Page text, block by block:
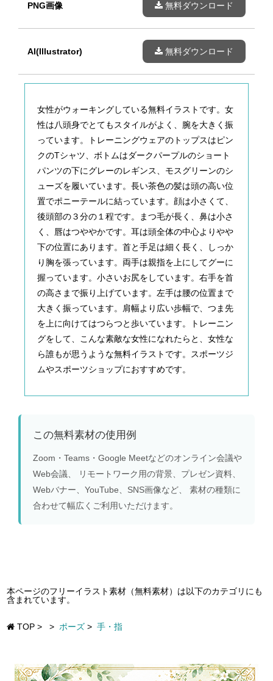
PNG画像 無料ダウンロード
AI(Illustrator) 無料ダウンロード
女性がウォーキングしている無料イラストです。女
性は八頭身でとてもスタイルがよく、腕を大きく振
っています。トレーニングウェアのトップスはピン
クのTシャツ、ボトムはダークパープルのショート
パンツの下にグレーのレギンス、モスグリーンのシ
ューズを履いています。長い茶色の髪は頭の高い位
置でポニーテールに結っています。顔は小さくて、
後頭部の３分の１程です。まつ毛が長く、鼻は小さ
く、唇はつややかです。耳は頭全体の中心よりやや
下の位置にあります。首と手足は細く長く、しっか
り胸を張っています。両手は親指を上にしてグーに
握っています。小さいお尻をしています。右手を首
の高さまで振り上げています。左手は腰の位置まで
大きく振っています。肩幅より広い歩幅で、つま先
を上に向けてはつらつと歩いています。トレーニン
グをして、こんな素敵な女性になれたらと、女性な
ら誰もが思うような無料イラストです。スポーツジ
ムやスポーツショップにおすすめです。
この無料素材の使用例
Zoom・Teams・Google Meetなどのオンライン会議や
Web会議、 リモートワーク用の背景、プレゼン資料、
Webバナー、YouTube、SNS画像など、 素材の種類に
合わせて幅広くご利用いただけます。
本ページのフリーイラスト素材（無料素材）は以下のカテゴリにも
含まれています。
TOP > > ポーズ > 手・指